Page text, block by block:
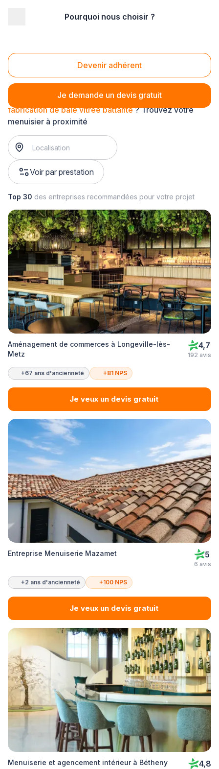
Pourquoi nous choisir ?
Devenir adhérent
Je demande un devis gratuit
Fabrication de baie vitrée battante
fabrication de baie vitrée battante? Trouvez votre
menuisier à proximité
Voir par prestation
Top 30 des entreprises recommandées pour votre projet
Aménagement de commerces à Longeville-lès-
Metz
4,7
192 avis
+67 ans d'ancienneté +81 NPS
Je veux un devis gratuit
Entreprise Menuiserie Mazamet 5
6 avis
+2 ans d'ancienneté +100 NPS
Je veux un devis gratuit
Menuiserie et agencement intérieur à Bétheny 4,8